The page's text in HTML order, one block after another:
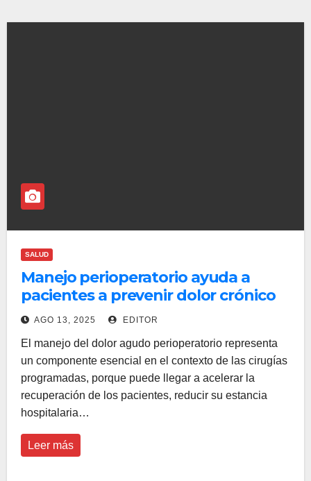
SALUD
Manejo perioperatorio ayuda a
pacientes a prevenir dolor crónico
postquirúrgico
AGO 13, 2025 EDITOR
El manejo del dolor agudo perioperatorio representa
un componente esencial en el contexto de las cirugías
programadas, porque puede llegar a acelerar la
recuperación de los pacientes, reducir su estancia
hospitalaria…
Leer más